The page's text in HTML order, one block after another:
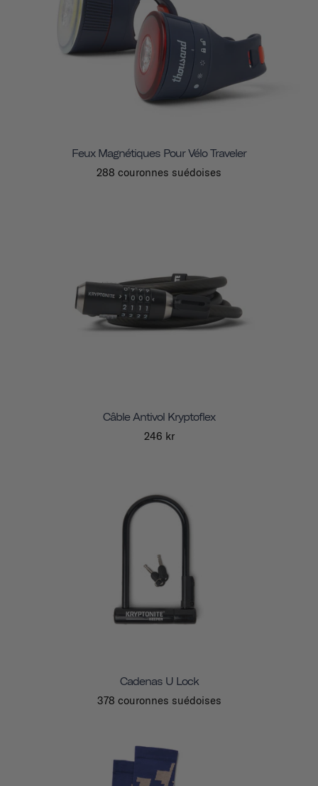
Feux Magnétiques Pour Vélo Traveler
288 couronnes suédoises
Câble Antivol Kryptoflex
246 kr
Cadenas U Lock
378 couronnes suédoises